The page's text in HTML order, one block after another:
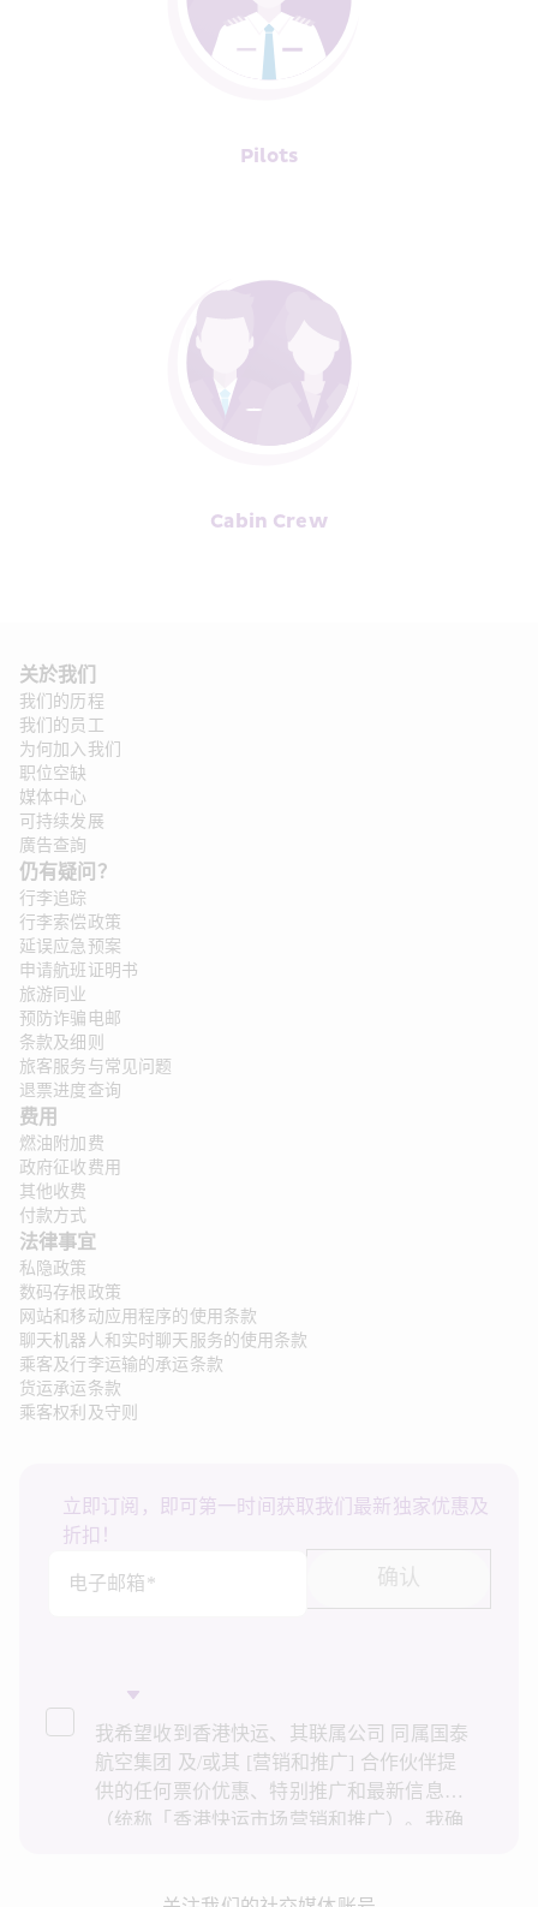
Pilots
Cabin Crew
关於我们
我们的历程
我们的员工
为何加入我们
职位空缺
媒体中心
可持续发展
廣告查詢
仍有疑问？
行李追踪
行李索偿政策
延误应急预案
申请航班证明书
旅游同业
预防诈骗电邮
条款及细则
旅客服务与常见问题
退票进度查询
费用
燃油附加费
政府征收费用
其他收费
付款方式
法律事宜
私隐政策
数码存根政策
网站和移动应用程序的使用条款
聊天机器人和实时聊天服务的使用条款
乘客及行李运输的承运条款
货运承运条款
乘客权利及守则
立即订阅，即可第一时间获取我们最新独家优惠及
折扣！
电子邮箱*
确认
我希望收到香港快运、其联属公司 同属国泰
航空集团 及/或其 [营销和推广] 合作伙伴提
供的任何票价优惠、特别推广和最新信息
（统称「香港快运市场营销和推广）。我确